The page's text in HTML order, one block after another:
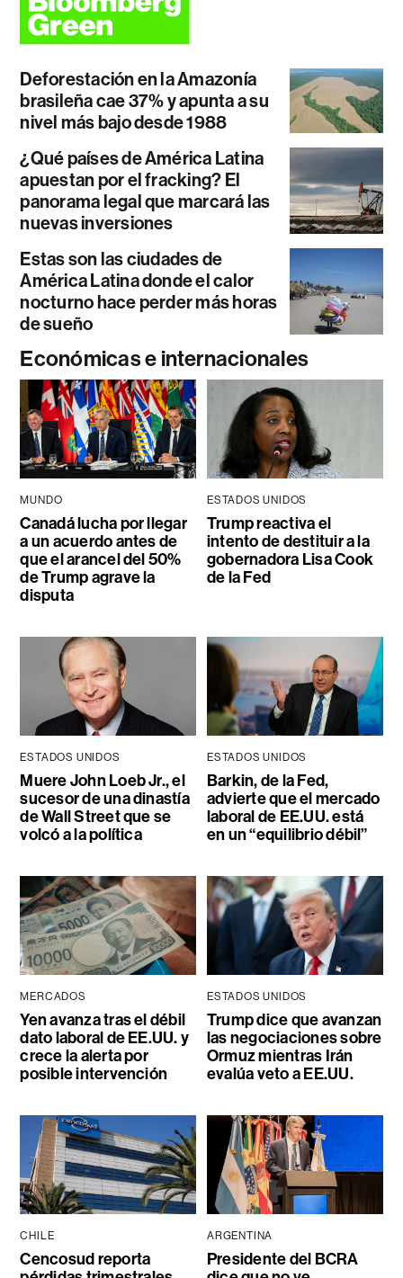
Deforestación en la Amazonía
brasileña cae 37% y apunta a su
nivel más bajo desde 1988
¿Qué países de América Latina
apuestan por el fracking? El
panorama legal que marcará las
nuevas inversiones
Estas son las ciudades de
América Latina donde el calor
nocturno hace perder más horas
de sueño
Económicas e internacionales
MUNDO
Canadá lucha por llegar
a un acuerdo antes de
que el arancel del 50%
de Trump agrave la
disputa
ESTADOS UNIDOS
Trump reactiva el
intento de destituir a la
gobernadora Lisa Cook
de la Fed
ESTADOS UNIDOS
Muere John Loeb Jr., el
sucesor de una dinastía
de Wall Street que se
volcó a la política
ESTADOS UNIDOS
Barkin, de la Fed,
advierte que el mercado
laboral de EE.UU. está
en un “equilibrio débil”
MERCADOS
Yen avanza tras el débil
dato laboral de EE.UU. y
crece la alerta por
posible intervención
ESTADOS UNIDOS
Trump dice que avanzan
las negociaciones sobre
Ormuz mientras Irán
evalúa veto a EE.UU.
CHILE
Cencosud reporta
ARGENTINA
Presidente del BCRA